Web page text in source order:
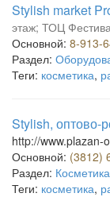
Stylish market
этаж; ТОЦ
Основной: 8-913-
Раздел:
Теги: косметика,
Stylish, оптово-
http://www.plazan-
Основной: (3812)
Раздел:
Теги: косметика,